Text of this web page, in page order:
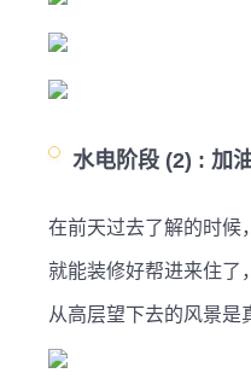
水电阶段 (2) : 加
在前天过去了解的时候
就能装修好帮进来住了
从高层望下去的风景是